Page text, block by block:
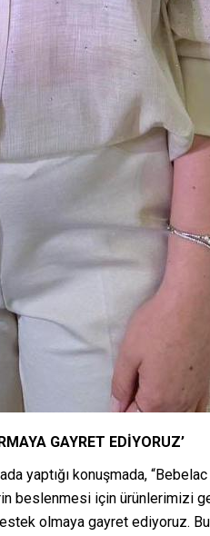
GAYRET EDİYORUZ’
yaptığı konuşmada,
beslenmesi için ürünlerimizi
olmaya gayret ediyoruz.